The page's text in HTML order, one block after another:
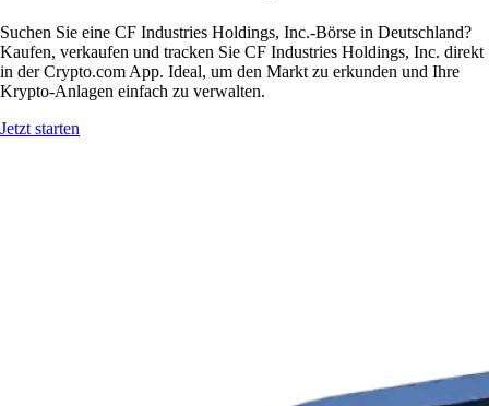
Suchen Sie eine CF Industries Holdings, Inc.-Börse in Deutschland?
Kaufen, verkaufen und tracken Sie CF Industries Holdings, Inc. direkt
in der Crypto.com App. Ideal, um den Markt zu erkunden und Ihre
Krypto-Anlagen einfach zu verwalten.
Jetzt starten